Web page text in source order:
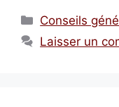
Catégories
Conseils
Laisser un